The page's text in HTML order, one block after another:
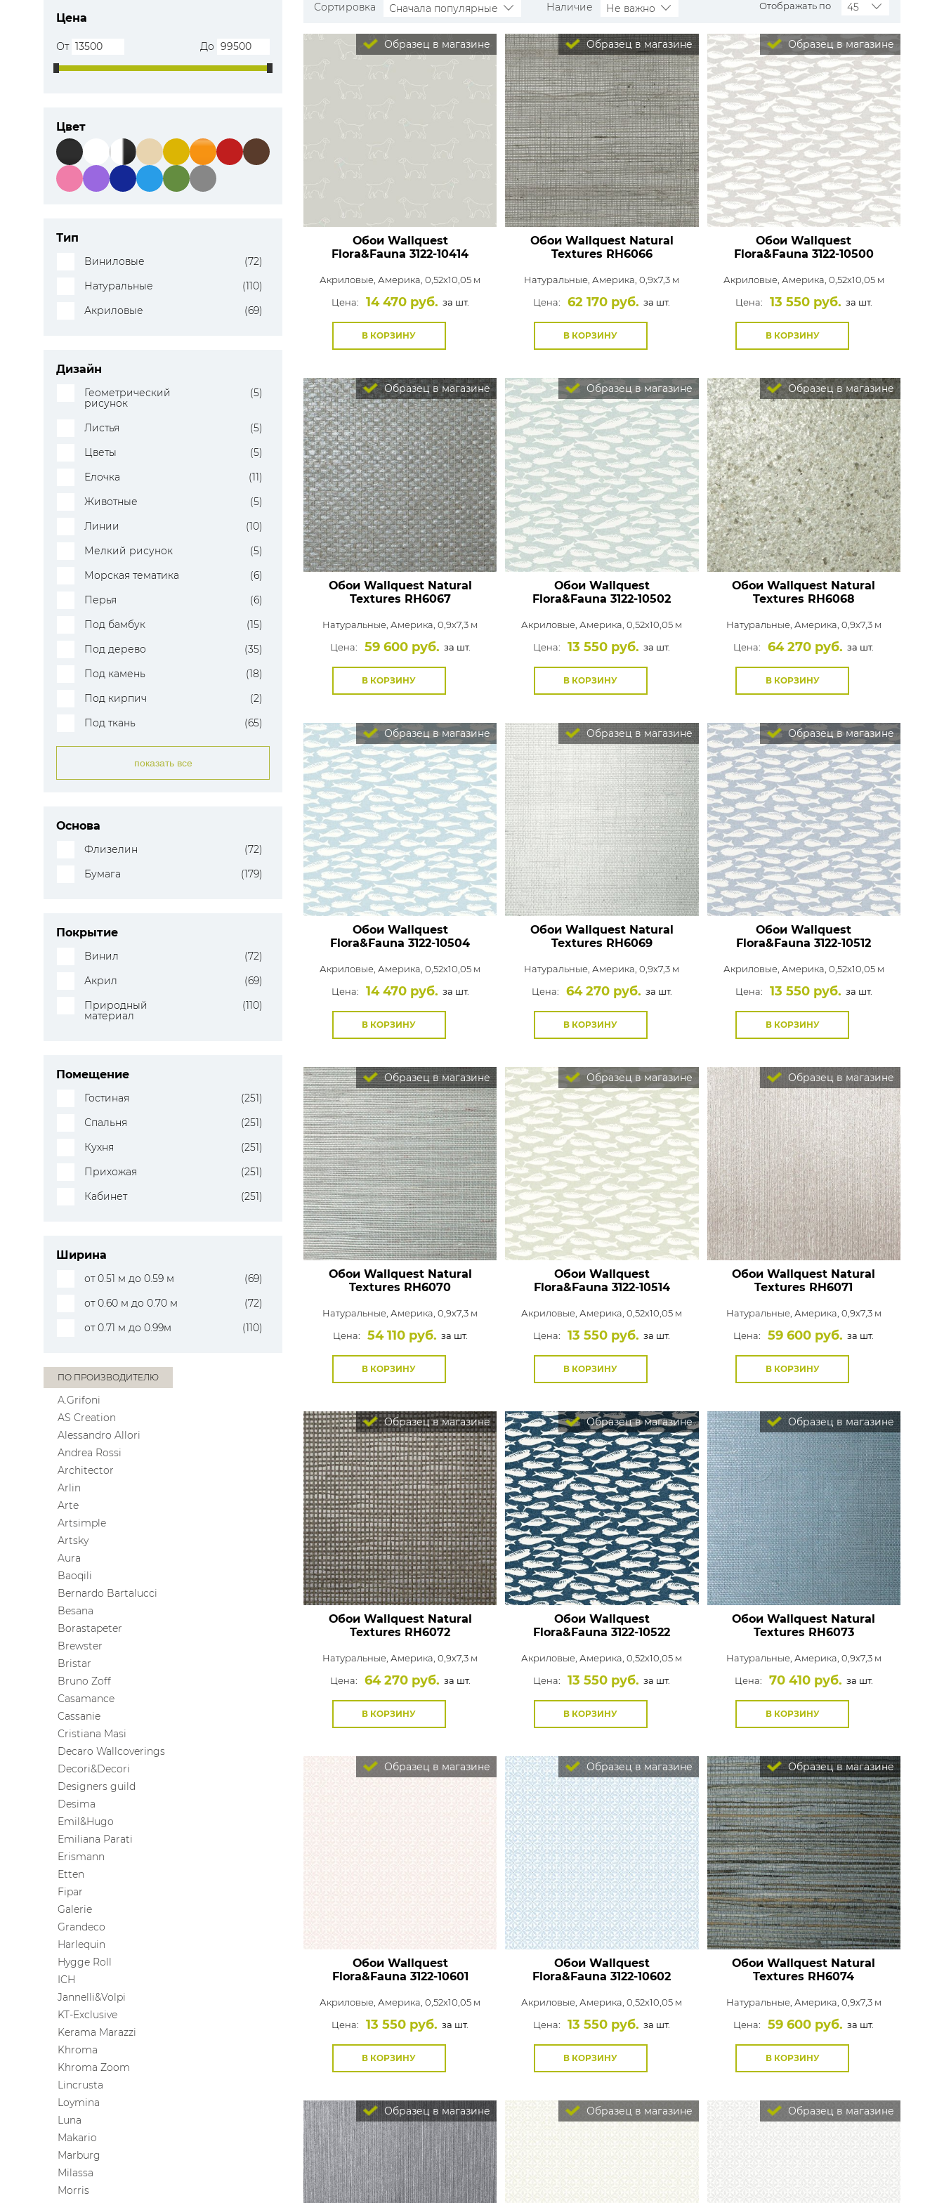
ЦВЕТА
ПОКАЗАТЬ ВСЕ ОБОИ
Цена
От До
Цвет
Тип
Виниловые
(72)
Натуральные
(110)
Акриловые
(69)
Дизайн
Геометрический
рисунок
(5)
Листья
(5)
Цветы
(5)
Елочка
(11)
Животные
(5)
Линии
(10)
Мелкий рисунок
(5)
Морская тематика
(6)
Перья
(6)
Под бамбук
(15)
Под дерево
(35)
Под камень
(18)
Под кирпич
(2)
Под ткань
(65)
показать все
Основа
Флизелин
(72)
Бумага
(179)
Покрытие
Винил
(72)
Акрил
(69)
Природный
материал
(110)
Помещение
Гостиная
(251)
Спальня
(251)
Кухня
(251)
Прихожая
(251)
Кабинет
(251)
Ширина
от 0.51 м до 0.59 м
(69)
от 0.60 м до 0.70 м
(72)
от 0.71 м до 0.99м
(110)
ПО ПРОИЗВОДИТЕЛЮ
A.Grifoni
AS Creation
Alessandro Allori
Andrea Rossi
Architector
Arlin
Arte
Artsimple
Artsky
Aura
Baoqili
Bernardo Bartalucci
Besana
Borastapeter
Brewster
Bristar
Bruno Zoff
Casamance
Cassanie
Cristiana Masi
Decaro Wallcoverings
Decori&Decori
Designers guild
Desima
Emil&Hugo
Emiliana Parati
Erismann
Etten
Fipar
Galerie
Grandeco
Harlequin
Hygge Roll
ICH
Jannelli&Volpi
KT-Exclusive
Kerama Marazzi
Khroma
Khroma Zoom
Lincrusta
Loymina
Luna
Makario
Marburg
Milassa
Morris
Сортировка Сначала популярные Наличие Не важно Отображать по 45
Образец в магазине
Обои Wallquest
Flora&Fauna 3122-10414
Акриловые,Америка, 0,52x10,05 м
Цена:
14 470 руб. за шт.
В КОРЗИНУ
Образец в магазине
Обои Wallquest Natural
Textures RH6066
Натуральные,Америка, 0,9x7,3 м
Цена:
62 170 руб. за шт.
В КОРЗИНУ
Образец в магазине
Обои Wallquest
Flora&Fauna 3122-10500
Акриловые, Америка, 0,52x10,05 м
Цена:
13 550 руб. за шт.
В КОРЗИНУ
Образец в магазине
Обои Wallquest Natural
Textures RH6067
Натуральные, Америка, 0,9x7,3 м
Цена:
59 600 руб. за шт.
В КОРЗИНУ
Образец в магазине
Обои Wallquest
Flora&Fauna 3122-10502
Акриловые, Америка, 0,52x10,05 м
Цена:
13 550 руб. за шт.
В КОРЗИНУ
Образец в магазине
Обои Wallquest Natural
Textures RH6068
Натуральные, Америка, 0,9x7,3 м
Цена:
64 270 руб. за шт.
В КОРЗИНУ
Образец в магазине
Обои Wallquest
Flora&Fauna 3122-10504
Акриловые, Америка, 0,52x10,05 м
Цена:
14 470 руб. за шт.
В КОРЗИНУ
Образец в магазине
Обои Wallquest Natural
Textures RH6069
Натуральные, Америка, 0,9x7,3 м
Цена:
64 270 руб. за шт.
В КОРЗИНУ
Образец в магазине
Обои Wallquest
Flora&Fauna 3122-10512
Акриловые, Америка, 0,52x10,05 м
Цена:
13 550 руб. за шт.
В КОРЗИНУ
Образец в магазине
Обои Wallquest Natural
Textures RH6070
Натуральные,Америка, 0,9x7,3 м
Цена:
54 110 руб. за шт.
В КОРЗИНУ
Образец в магазине
Обои Wallquest
Flora&Fauna 3122-10514
Акриловые,Америка, 0,52x10,05 м
Цена:
13 550 руб. за шт.
В КОРЗИНУ
Образец в магазине
Обои Wallquest Natural
Textures RH6071
Натуральные, Америка, 0,9x7,3 м
Цена:
59 600 руб. за шт.
В КОРЗИНУ
Образец в магазине
Обои Wallquest Natural
Textures RH6072
Натуральные, Америка, 0,9x7,3 м
Цена:
64 270 руб. за шт.
В КОРЗИНУ
Образец в магазине
Обои Wallquest
Flora&Fauna 3122-10522
Акриловые, Америка, 0,52x10,05 м
Цена:
13 550 руб. за шт.
В КОРЗИНУ
Образец в магазине
Обои Wallquest Natural
Textures RH6073
Натуральные, Америка, 0,9x7,3 м
Цена:
70 410 руб. за шт.
В КОРЗИНУ
Образец в магазине
Обои Wallquest
Flora&Fauna 3122-10601
Акриловые, Америка, 0,52x10,05 м
Цена:
13 550 руб. за шт.
В КОРЗИНУ
Образец в магазине
Обои Wallquest
Flora&Fauna 3122-10602
Акриловые, Америка, 0,52x10,05 м
Цена:
13 550 руб. за шт.
В КОРЗИНУ
Образец в магазине
Обои Wallquest Natural
Textures RH6074
Натуральные, Америка, 0,9x7,3 м
Цена:
59 600 руб. за шт.
В КОРЗИНУ
Образец в магазине Образец в магазине Образец в магазине